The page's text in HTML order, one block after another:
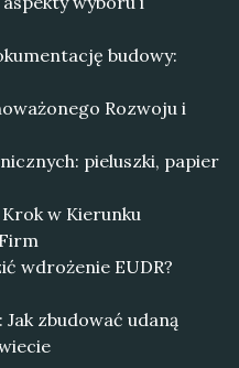
budowy:
Rozwoju i
pieluszki, papier
w Kierunku
wdrożenie EUDR?
Jak zbudować udaną